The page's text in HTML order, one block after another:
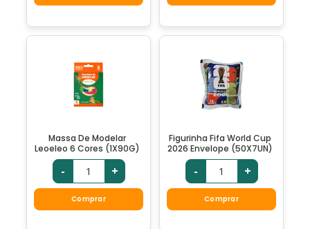
Massa De Modelar
Leoeleo 6 Cores (1X90G)
- +
Comprar
Figurinha Fifa World Cup
2026 Envelope (50X7UN)
- +
Comprar